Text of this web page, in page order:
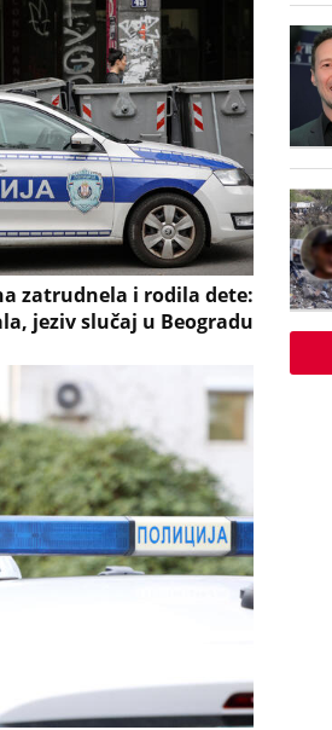
zatrudnela i rodila dete:
jeziv slučaj u Beogradu